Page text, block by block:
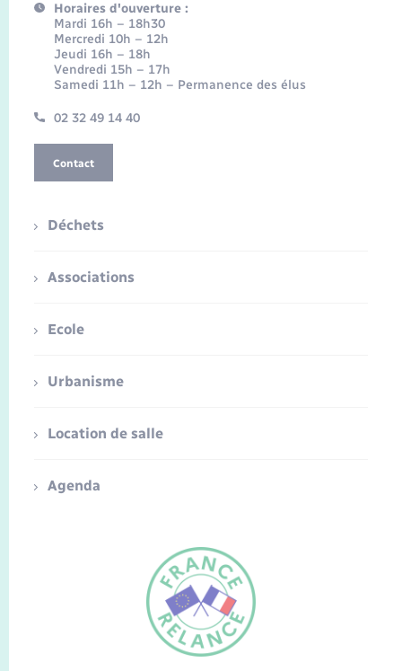
FR
Horaires d'ouverture :
Mardi 16h – 18h30
Mercredi 10h – 12h
Jeudi 16h – 18h
Vendredi 15h – 17h
Samedi 11h – 12h – Permanence des élus
02 32 49 14 40
Contact
Déchets
Associations
Ecole
Urbanisme
Location de salle
Agenda